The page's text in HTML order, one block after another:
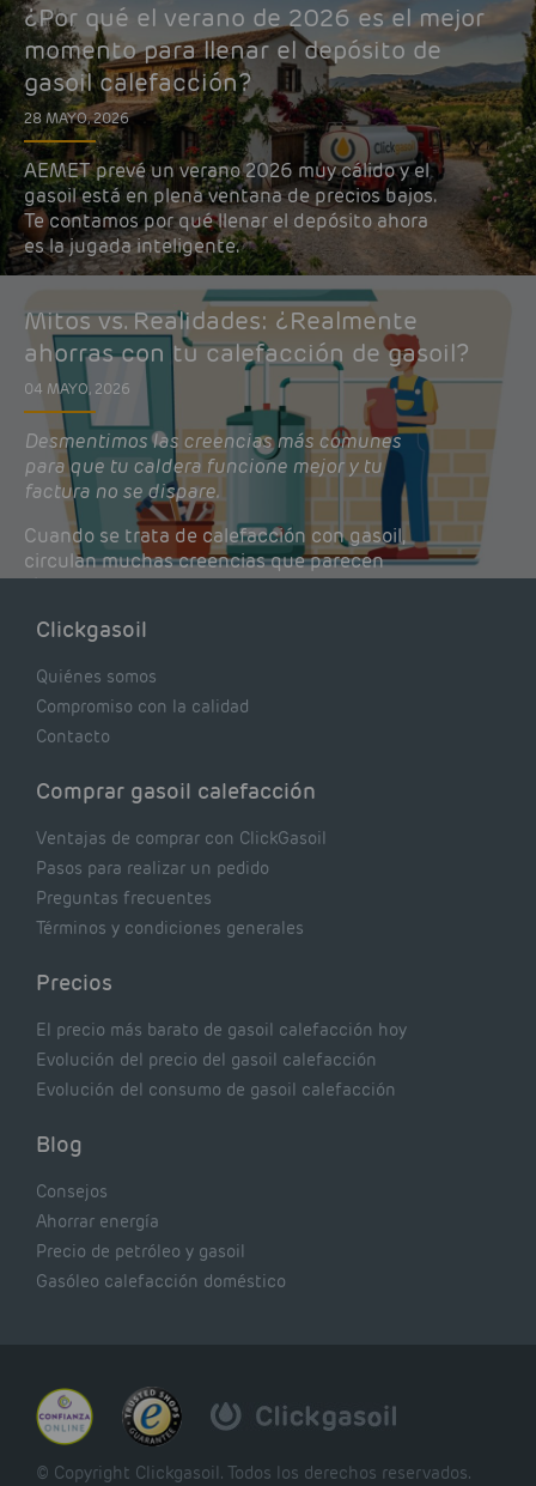
¿Por qué el verano de 2026 es el mejor
momento para llenar el depósito de
gasoil calefacción?
28 MAYO, 2026
AEMET prevé un verano 2026 muy cálido y el
gasoil está en plena ventana de precios bajos.
Te contamos por qué llenar el depósito ahora
es la jugada inteligente.
Mitos vs. Realidades: ¿Realmente
ahorras con tu calefacción de gasoil?
04 MAYO, 2026
Desmentimos las creencias más comunes
para que tu caldera funcione mejor y tu
factura no se dispare.
Cuando se trata de calefacción con gasoil,
circulan muchas creencias que parecen
lógicas pero que, en realidad, pueden estar
de tu caldera. Pocas se contrastan con lo que
Clickgasoil
Quiénes somos
Compromiso con la calidad
Contacto
Comprar gasoil calefacción
Ventajas de comprar con ClickGasoil
Pasos para realizar un pedido
Preguntas frecuentes
Términos y condiciones generales
Precios
El precio más barato de gasoil calefacción hoy
Evolución del precio del gasoil calefacción
Evolución del consumo de gasoil calefacción
Blog
Consejos
Ahorrar energía
Precio de petróleo y gasoil
Gasóleo calefacción doméstico
© Copyright Clickgasoil. Todos los derechos reservados.